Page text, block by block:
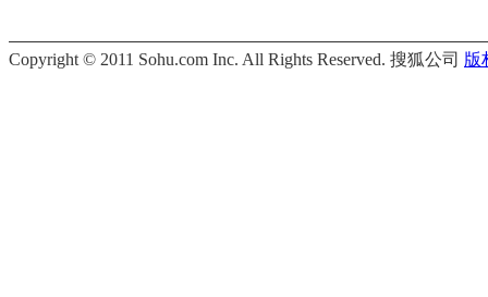
Copyright © 2011 Sohu.com Inc. All Rights Reserved. 搜狐公司 版